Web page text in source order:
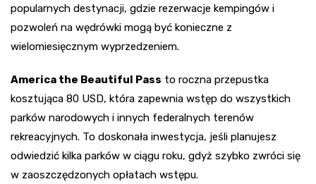
popularnych destynacji, gdzie rezerwacje kempingów i
pozwoleń na wędrówki mogą być konieczne z
wielomiesięcznym wyprzedzeniem.
America the Beautiful Pass to roczna przepustka
kosztująca 80 USD, która zapewnia wstęp do wszystkich
parków narodowych i innych federalnych terenów
rekreacyjnych. To doskonała inwestycja, jeśli planujesz
odwiedzić kilka parków w ciągu roku, gdyż szybko zwróci się
w zaoszczędzonych opłatach wstępu.